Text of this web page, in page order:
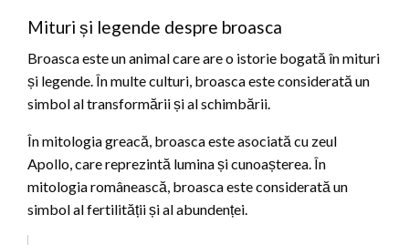
Mituri și legende despre broasca
Broasca este un animal care are o istorie bogată în mituri
și legende. În multe culturi, broasca este considerată un
simbol al transformării și al schimbării.
În mitologia greacă, broasca este asociată cu zeul
Apollo, care reprezintă lumina și cunoașterea. În
mitologia românească, broasca este considerată un
simbol al fertilității și al abundenței.